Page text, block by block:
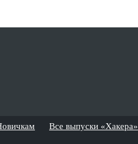
Все выпуски «Хакера»